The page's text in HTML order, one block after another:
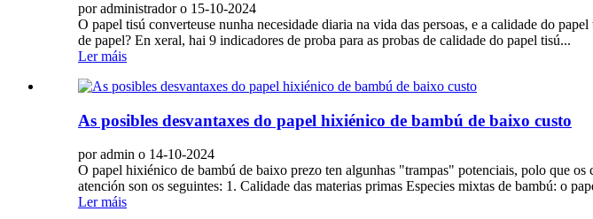
por administrador o 15-10-2024
O papel tisú converteuse nunha necesidade diaria na vida das persoas, e a calidade do
de papel? En xeral, hai 9 indicadores de proba para as probas de calidade do papel tisú...
Ler máis
As posibles desvantaxes do papel hixiénico de bambú de baixo custo
por admin o 14-10-2024
O papel hixiénico de bambú de baixo prezo ten algunhas "trampas" potenciais, polo que
atención son os seguintes: 1. Calidade das materias primas Especies mixtas de bambú: o
Ler máis